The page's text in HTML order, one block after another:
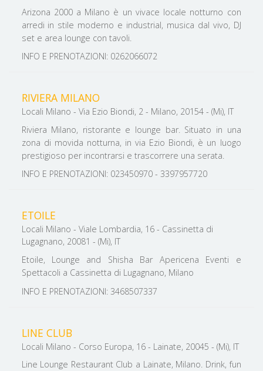
Arizona 2000 a Milano è un vivace locale notturno con
arredi in stile moderno e industrial, musica dal vivo, DJ
set e area lounge con tavoli.
INFO E PRENOTAZIONI: 0262066072
RIVIERA MILANO
Locali Milano - Via Ezio Biondi, 2 - Milano, 20154 - (Mi), IT
Riviera Milano, ristorante e lounge bar. Situato in una
zona di movida notturna, in via Ezio Biondi, è un luogo
prestigioso per incontrarsi e trascorrere una serata.
INFO E PRENOTAZIONI: 023450970 - 3397957720
ETOILE
Locali Milano - Viale Lombardia, 16 - Cassinetta di
Lugagnano, 20081 - (Mi), IT
Etoile, Lounge and Shisha Bar Apericena Eventi e
Spettacoli a Cassinetta di Lugagnano, Milano
INFO E PRENOTAZIONI: 3468507337
LINE CLUB
Locali Milano - Corso Europa, 16 - Lainate, 20045 - (Mi), IT
Line Lounge Restaurant Club a Lainate, Milano. Drink, fun